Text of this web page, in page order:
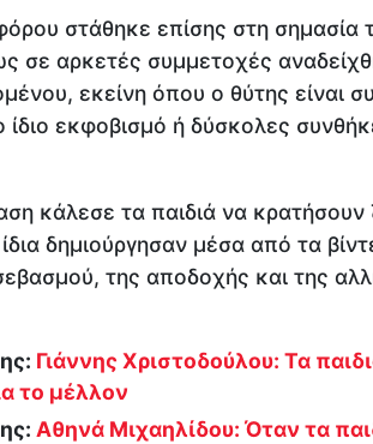
στάθηκε επίσης στη σημασία
σε αρκετές συμμετοχές
εκείνη όπου ο θύτης είναι
ίδιο εκφοβισμό ή δύσκολες
κάλεσε τα παιδιά να
δημιούργησαν μέσα από τα
της αποδοχής και της
Γιάννης Χριστοδούλου: Τα
το μέλλον
Αθηνά Μιχαηλίδου: Όταν τα